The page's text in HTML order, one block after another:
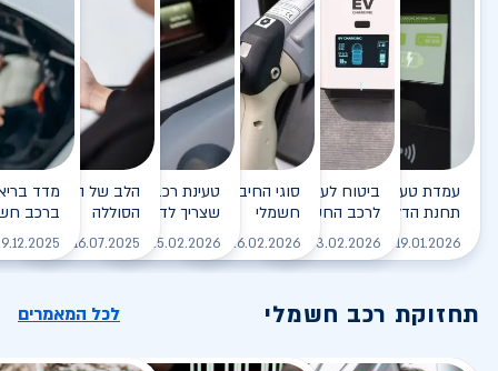
עמדת טעינה - הסוף של
תחנת הדלק?
19.01.2026 לקריאה
ביטוח לעמדת טעינה ביתית
לרכב החשמלי
03.02.2026 לקריאה
סוגי החיבורים לטעינת רכב
חשמלי
26.02.2026 לקריאה
טעינת רכב חשמלי - כל מה
שצריך לדעת
25.02.2026 לקריאה
הלב של הרכב
הסוללה
16.07.2025
ברכב
תחזוקת רכב חשמלי לכל המאמרים